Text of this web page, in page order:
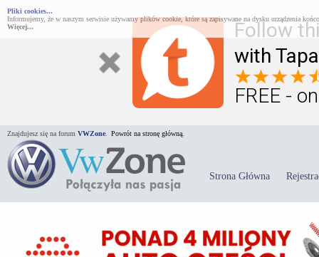
Follow
with
FREE -
Pliki cookies...
Informujemy, że w naszym serwisie używamy plików cookie, które są zapisywane na dysku urządzenia
Więcej...
Znajdujesz się na forum VWZone Powrót na stronę główną.
Strona Główna